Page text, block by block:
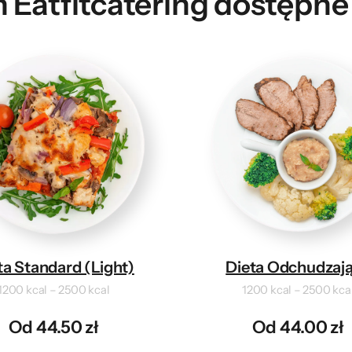
Standard (Light)
kcal – 2500 kcal
Od 44.50 zł
Dieta
1200 kcal – 2500
Od 44.00 zł